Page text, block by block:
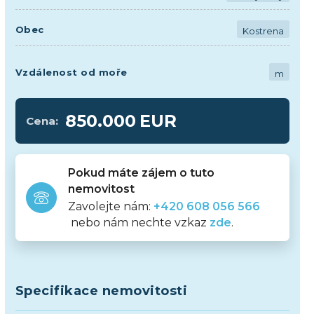
Obec Kostrena
Vzdálenost od moře m
Cena: 850.000 EUR
Pokud máte zájem o tuto
nemovitost
Zavolejte nám: +420 608 056 566
nebo nám nechte vzkaz zde.
Specifikace nemovitosti